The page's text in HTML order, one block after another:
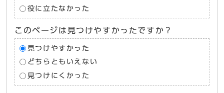
役に立たなかった
このページは見つけやすかったですか？
見つけやすかった
どちらともいえない
見つけにくかった